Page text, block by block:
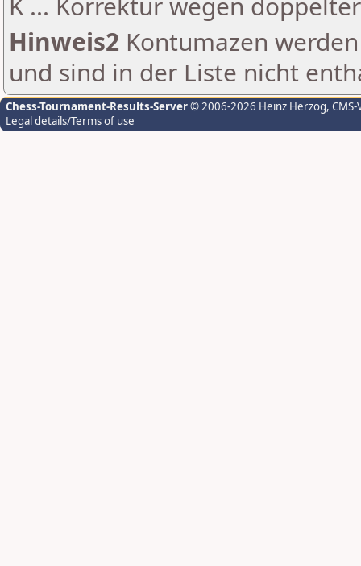
Hinweis2 Kontumazen
und sind in der Liste nicht
Chess-Tournament-Results-Server© 2006-2026 Heinz Herzog,
Legal details/Terms of use